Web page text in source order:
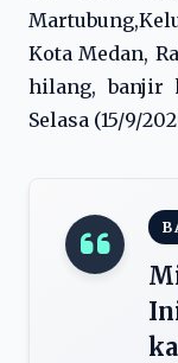
Kota Medan,
hilang, banjir
Selasa (15/9/